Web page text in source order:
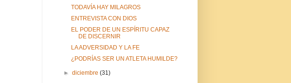
TODAVÍA HAY MILAGROS
ENTREVISTA CON DIOS
EL PODER DE UN ESPÍRITU CAPAZ
DE DISCERNIR
LA ADVERSIDAD Y LA FE
¿PODRÍAS SER UN ATLETA HUMILDE?
►diciembre(31)